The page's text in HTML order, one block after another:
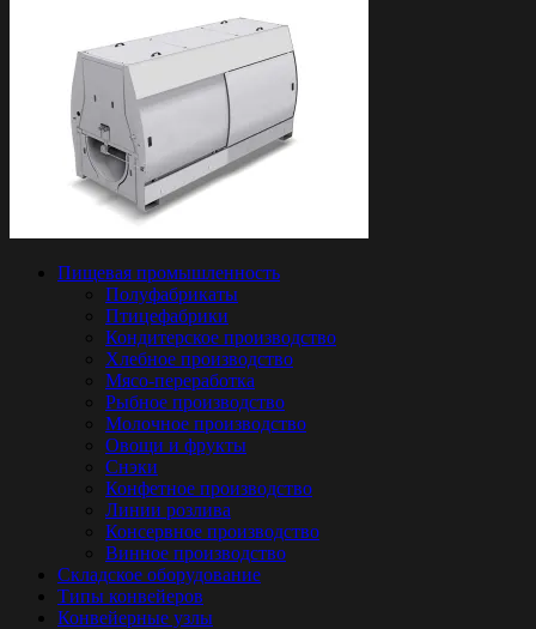
Пищевая промышленность
Полуфабрикаты
Птицефабрики
Кондитерское производство
Хлебное производство
Мясо-переработка
Рыбное производство
Молочное производство
Овощи и фрукты
Снэки
Конфетное производство
Линии розлива
Консервное производство
Винное производство
Складское оборудование
Типы конвейеров
Конвейерные узлы